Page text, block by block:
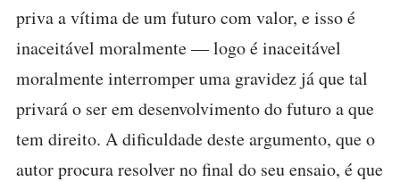
priva a vítima de um futuro com valor, e isso é
inaceitável moralmente — logo é inaceitável
moralmente interromper uma gravidez já que tal
privará o ser em desenvolvimento do futuro a que
tem direito. A dificuldade deste argumento, que o
autor procura resolver no final do seu ensaio, é que